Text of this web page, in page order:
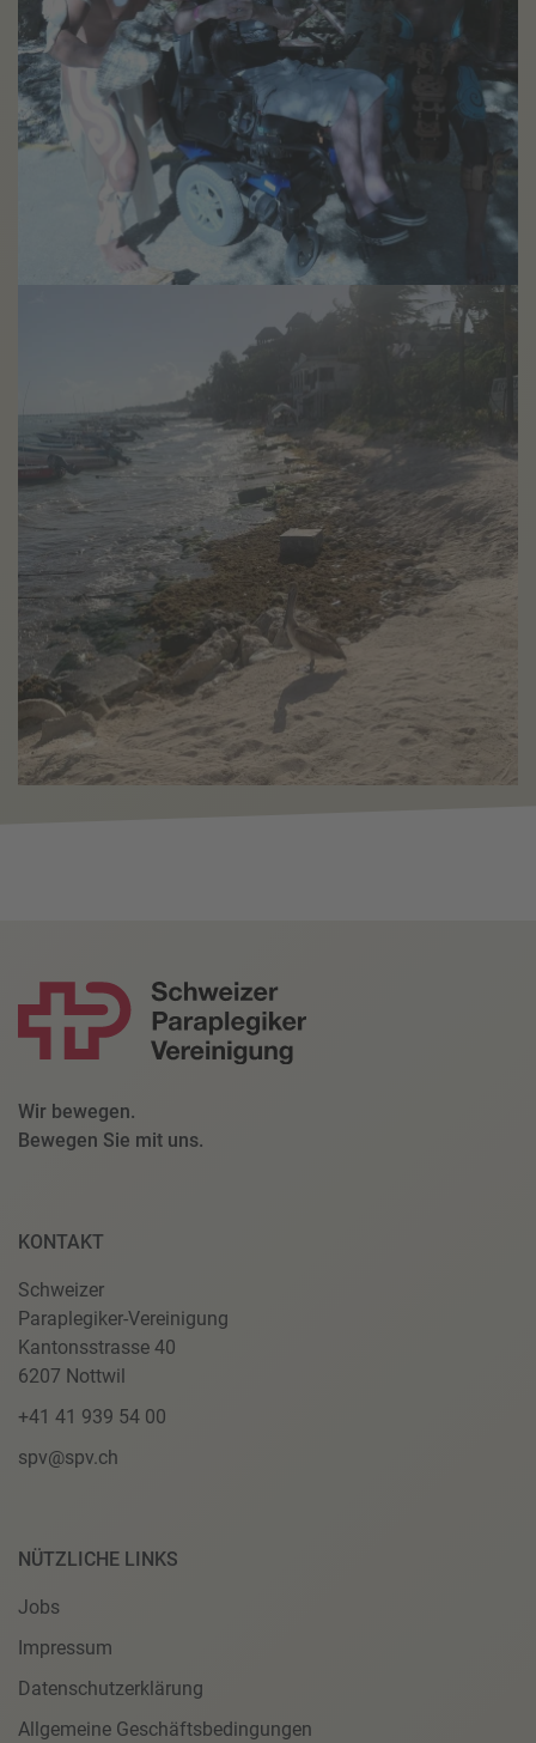
Wir bewegen.
Bewegen Sie mit uns.
KONTAKT
Schweizer
Paraplegiker-Vereinigung
Kantonsstrasse 40
6207 Nottwil
+41 41 939 54 00
spv@spv.ch
NÜTZLICHE LINKS
Jobs
Impressum
Datenschutzerklärung
Allgemeine Geschäftsbedingungen